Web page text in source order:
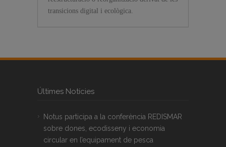
transicions digital i ecològica.
Últimes Notícies
Notus participa a la conferència REDISMAR
sobre dones, ecodisseny i economia
circular en l’equipament de pesca